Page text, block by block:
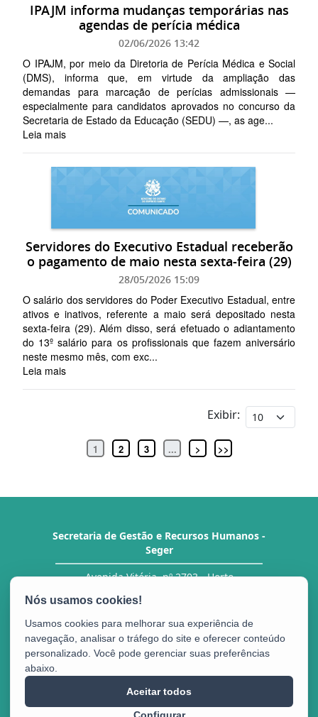
IPAJM informa mudanças temporárias nas
agendas de perícia médica
02/06/2026 13:42
O IPAJM, por meio da Diretoria de Perícia Médica e Social
(DMS), informa que, em virtude da ampliação das
demandas para marcação de perícias admissionais —
especialmente para candidatos aprovados no concurso da
Secretaria de Estado da Educação (SEDU) —, as age...
Leia mais
Servidores do Executivo Estadual receberão
o pagamento de maio nesta sexta-feira (29)
28/05/2026 15:09
O salário dos servidores do Poder Executivo Estadual, entre
ativos e inativos, referente a maio será depositado nesta
sexta-feira (29). Além disso, será efetuado o adiantamento
do 13º salário para os profissionais que fazem aniversário
neste mesmo mês, com exc...
Leia mais
Exibir:
1 2 3 ... > >>
Secretaria de Gestão e Recursos Humanos -
Seger
Avenida Vitória, nº 2703 - Horto
Tel.: Central de Atendimento ao Servidor (CAS)
27 3636-5292/ 5293
Portal do
Usamos cookies para melhorar sua experiência de
navegação, analisar o tráfego do site e oferecer conteúdo
personalizado. Você pode gerenciar suas preferências
abaixo.
Aceitar todos